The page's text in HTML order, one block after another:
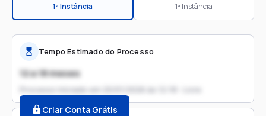
1ª Instância 1ª Instância
Tempo Estimado do Processo
12 a 18 meses
Processo iniciado em 20/01/2026 às 12:18 - Livre
Criar Conta Grátis